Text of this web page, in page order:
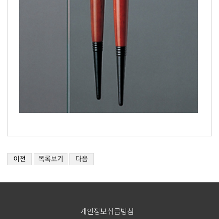
개인정보취급방침